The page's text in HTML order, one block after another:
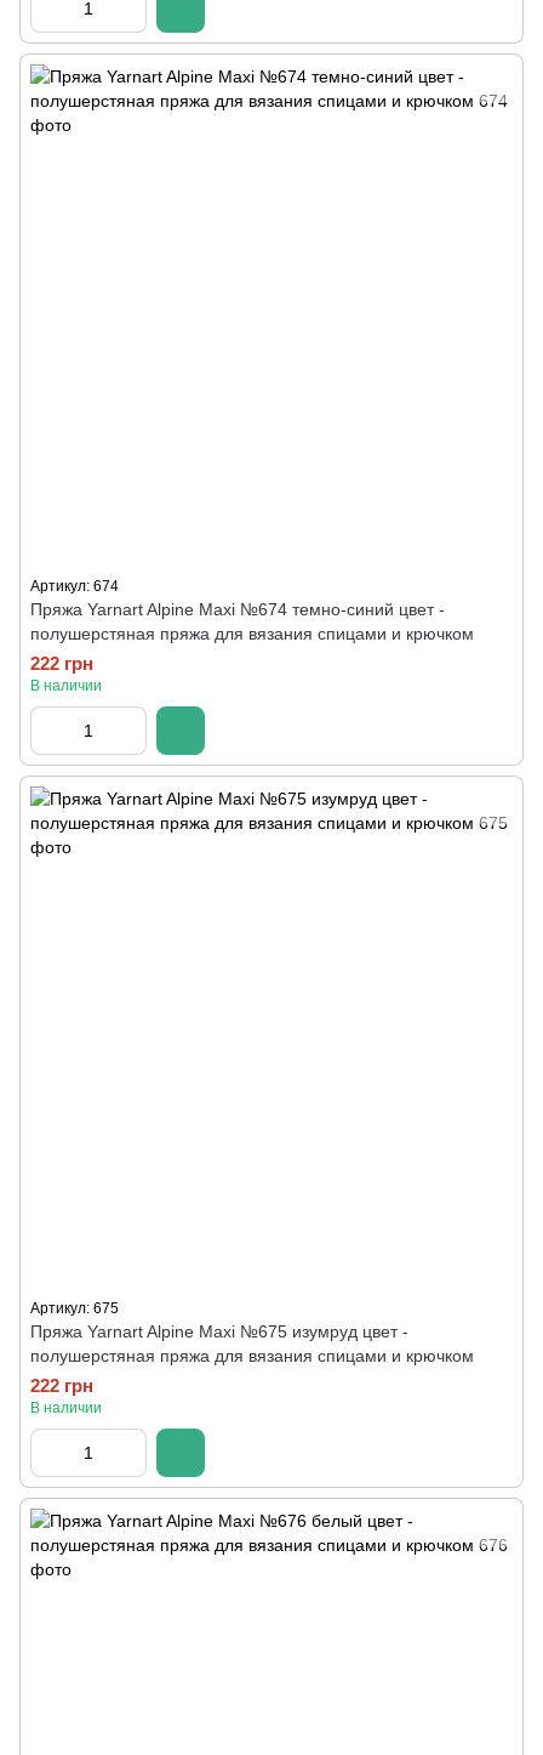
Артикул: 674
Пряжа Yarnart Alpine Maxi №674 темно-синий цвет -
полушерстяная пряжа для вязания спицами и крючком
222 грн
В наличии
Артикул: 675
Пряжа Yarnart Alpine Maxi №675 изумруд цвет -
полушерстяная пряжа для вязания спицами и крючком
222 грн
В наличии